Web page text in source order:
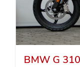
BMW G